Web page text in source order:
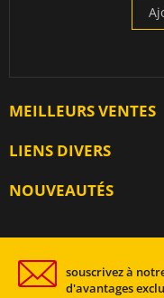
MEILLEURS VENTES
LIENS DIVERS
NOUVEAUTÉS
souscrivez à
d'avantages